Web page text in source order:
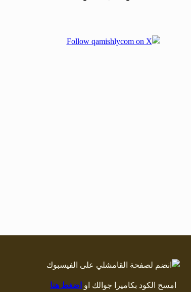
امسح الكود بكاميرا جوالك او اضغط هنا